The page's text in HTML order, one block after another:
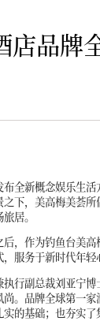
店品牌
布全新概念娱乐生
下，美高梅美荟
居。
，作为钓鱼台美
服务于新时代年
行副总裁刘亚宁
。品牌全球第一
的基础；也夯实